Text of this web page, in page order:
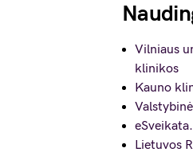
Vilniaus
klinikos
Kauno
Lietuvos